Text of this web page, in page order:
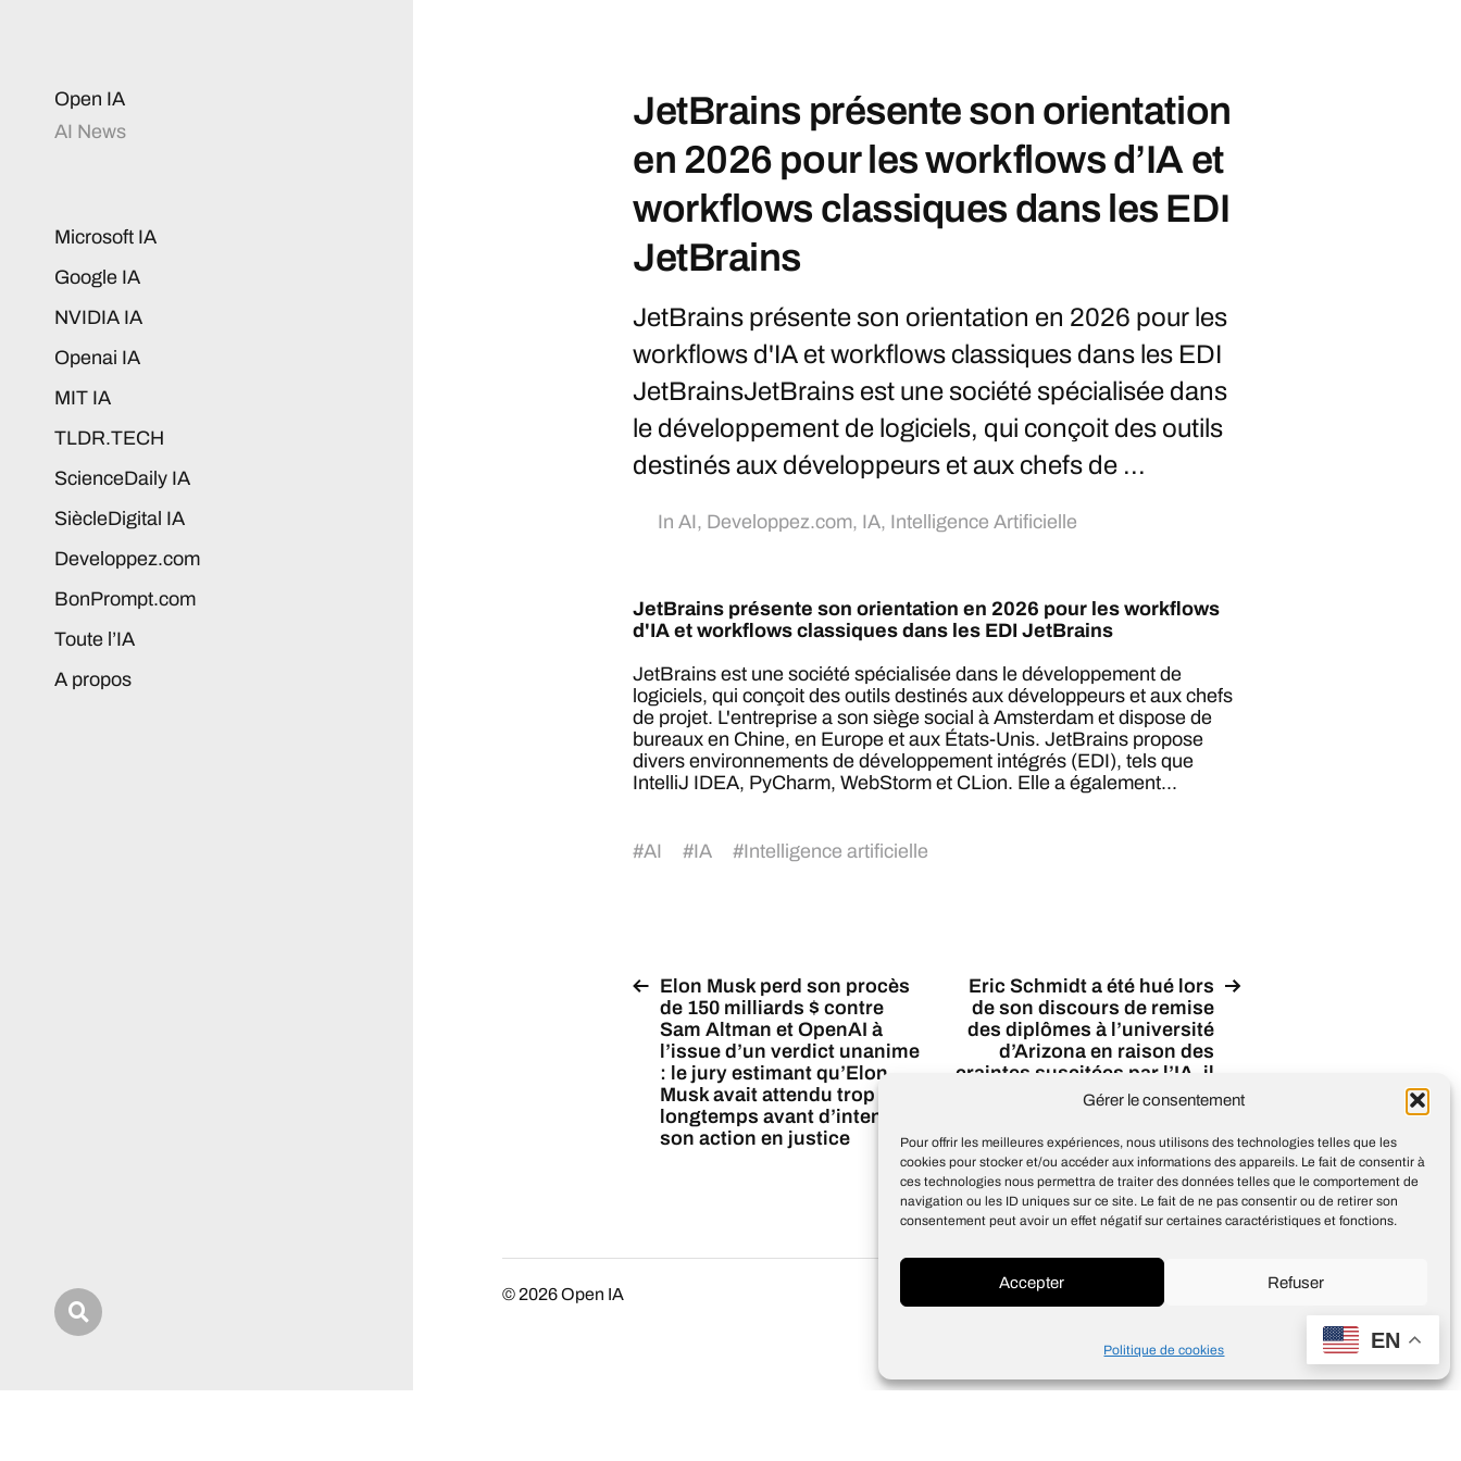
Gérer le consentement
Pour offrir les meilleures expériences, nous utilisons des technologies telles que les
cookies pour stocker et/ou accéder aux informations des appareils. Le fait de consentir à
ces technologies nous permettra de traiter des données telles que le comportement de
navigation ou les ID uniques sur ce site. Le fait de ne pas consentir ou de retirer son
consentement peut avoir un effet négatif sur certaines caractéristiques et fonctions.
Accepter Refuser
Politique de cookies
Open IA
AI News
Microsoft IA
Google IA
NVIDIA IA
Openai IA
MIT IA
TLDR.TECH
ScienceDaily IA
SiècleDigital IA
Developpez.com
BonPrompt.com
Toute l’IA
A propos
JetBrains présente son orientation
en 2026 pour les workflows d’IA et
workflows classiques dans les EDI
JetBrains
JetBrains présente son orientation en 2026 pour les
workflows d'IA et workflows classiques dans les EDI
JetBrainsJetBrains est une société spécialisée dans
le développement de logiciels, qui conçoit des outils
destinés aux développeurs et aux chefs de ...
In AI, Developpez.com, IA, Intelligence Artificielle
JetBrains présente son orientation en 2026 pour les workflows
d'IA et workflows classiques dans les EDI JetBrains
JetBrains est une société spécialisée dans le développement de
logiciels, qui conçoit des outils destinés aux développeurs et aux chefs
de projet. L'entreprise a son siège social à Amsterdam et dispose de
bureaux en Chine, en Europe et aux États-Unis. JetBrains propose
divers environnements de développement intégrés (EDI), tels que
IntelliJ IDEA, PyCharm, WebStorm et CLion. Elle a également...
#AI #IA #Intelligence artificielle
Elon Musk perd son procès
de 150 milliards $ contre
Sam Altman et OpenAI à
l’issue d’un verdict unanime
: le jury estimant qu’Elon
Musk avait attendu trop
longtemps avant d’intenter
son action en justice
Eric Schmidt a été hué lors
de son discours de remise
des diplômes à l’université
d’Arizona en raison des
craintes suscitées par l’IA, il
a comparé l’IA aux
précédentes
© 2026Open IA Jean-Louis Maso
EN